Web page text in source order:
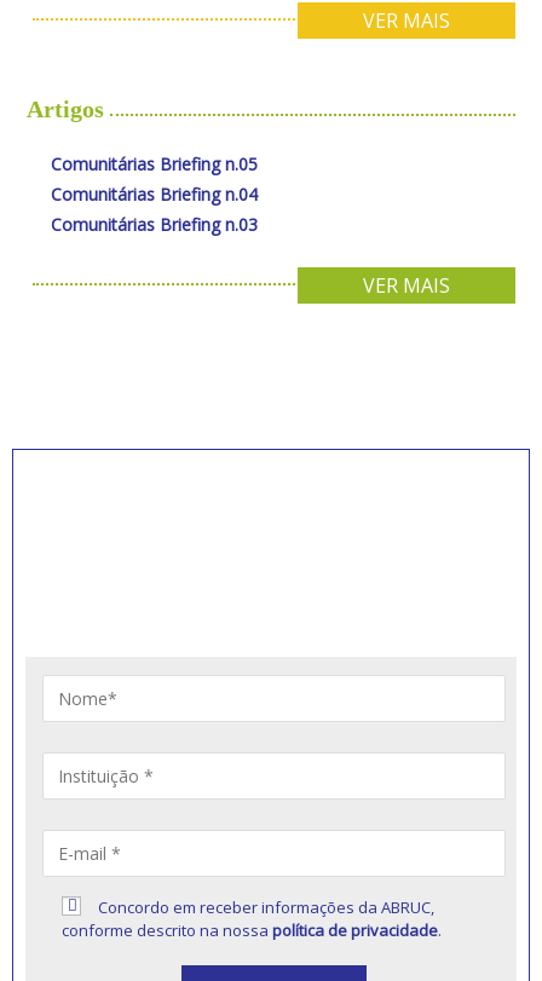
VER MAIS
Artigos
Comunitárias Briefing n.05
Comunitárias Briefing n.04
Comunitárias Briefing n.03
VER MAIS
Concordo em receber informações da ABRUC,
conforme descrito na nossapolítica de privacidade.